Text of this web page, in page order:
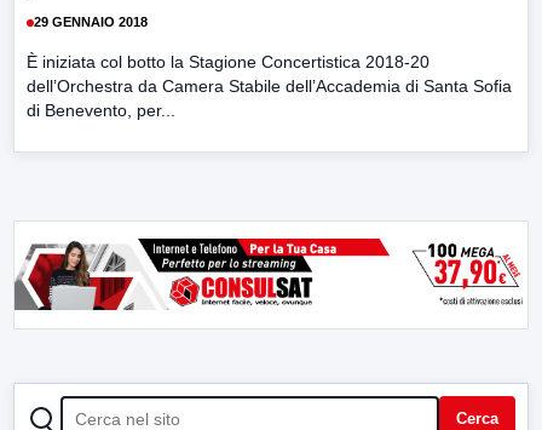
29 GENNAIO 2018
È iniziata col botto la Stagione Concertistica 2018-20
dell’Orchestra da Camera Stabile dell’Accademia di Santa Sofia
di Benevento, per...
CERCA Cerca